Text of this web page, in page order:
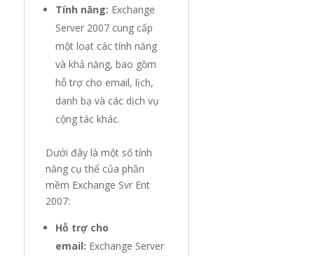
Tính năng: Exchange
Server 2007 cung cấp
một loạt các tính năng
và khả năng, bao gồm
hỗ trợ cho email, lịch,
danh bạ và các dịch vụ
cộng tác khác.
Dưới đây là một số tính
năng cụ thể của phần
mềm Exchange Svr Ent
2007:
Hỗ trợ cho
email: Exchange Server